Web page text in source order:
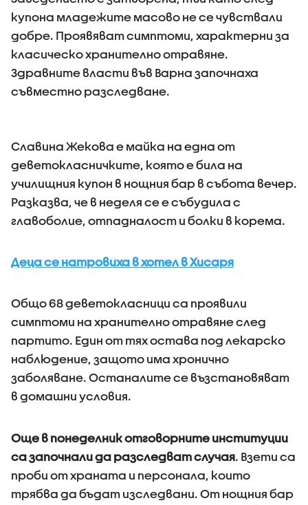
купона младежите масово не се чувствали
добре. Проявяват симптоми, характерни за
класическо хранително отравяне.
Здравните власти във Варна започнаха
съвместно разследване.
Славина Жекова е майка на една от
деветокласничките, която е била на
училищния купон в нощния бар в събота вечер.
Разказва, че в неделя се е събудила с
главоболие, отпадналост и болки в корема.
Деца се натровиха в хотел в Хисаря
Общо 68 деветокласници са проявили
симптоми на хранително отравяне след
партито. Един от тях остава под лекарско
наблюдение, защото има хронично
заболяване. Останалите се възстановяват
в домашни условия.
Още в понеделник отговорните институции
са започнали да разследват случая. Взети са
проби от храната и персонала, които
трябва да бъдат изследвани. От нощния бар